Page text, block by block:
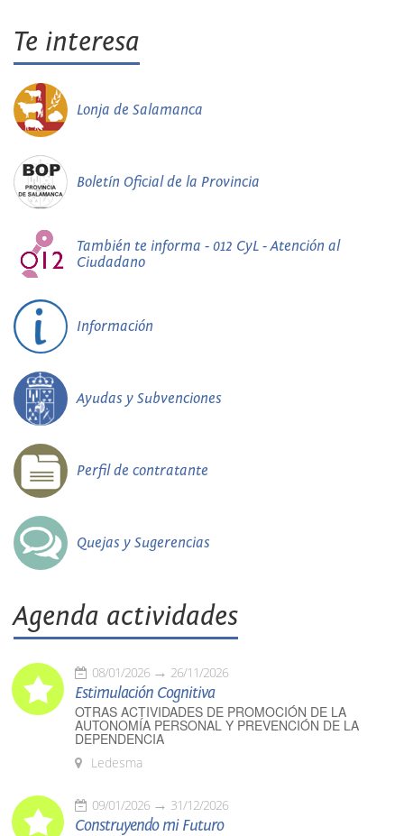
Te interesa
Lonja de Salamanca
Boletín Oficial de la Provincia
También te informa - 012 CyL - Atención al
Ciudadano
Información
Ayudas y Subvenciones
Perfil de contratante
Quejas y Sugerencias
Agenda actividades
08/01/2026 26/11/2026
Estimulación Cognitiva
OTRAS ACTIVIDADES DE PROMOCIÓN DE LA
AUTONOMÍA PERSONAL Y PREVENCIÓN DE LA
DEPENDENCIA
Ledesma
09/01/2026 31/12/2026
Construyendo mi Futuro